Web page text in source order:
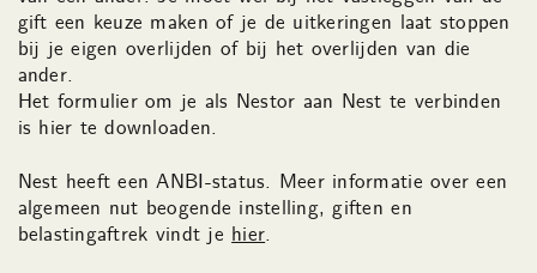
gift een keuze maken of je de uitkeringen laat stoppen
bij je eigen overlijden of bij het overlijden van die
ander.
Het formulier om je als Nestor aan Nest te verbinden
is hier te downloaden.
Nest heeft een ANBI-status. Meer informatie over een
algemeen nut beogende instelling, giften en
belastingaftrek vindt je hier.